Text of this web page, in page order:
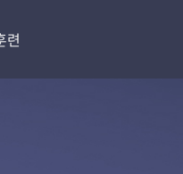
련